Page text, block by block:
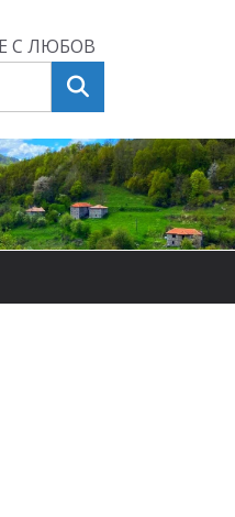
С ЛЮБОВ
Търсене